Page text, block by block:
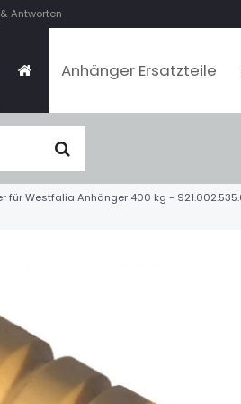
Antworten
Anhänger Ersatzteile
für Westfalia Anhänger 400 kg -